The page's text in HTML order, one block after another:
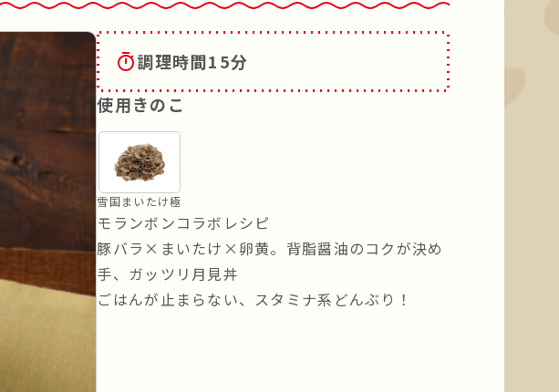
漬ける レンジ調理
条件検索
調理時間15分
使用きのこ
雪国まいたけ極
モランボンコラボレシピ
豚バラ×まいたけ×卵黄。背脂醤油のコクが決め
手、ガッツリ月見丼
ごはんが止まらない、スタミナ系どんぶり！